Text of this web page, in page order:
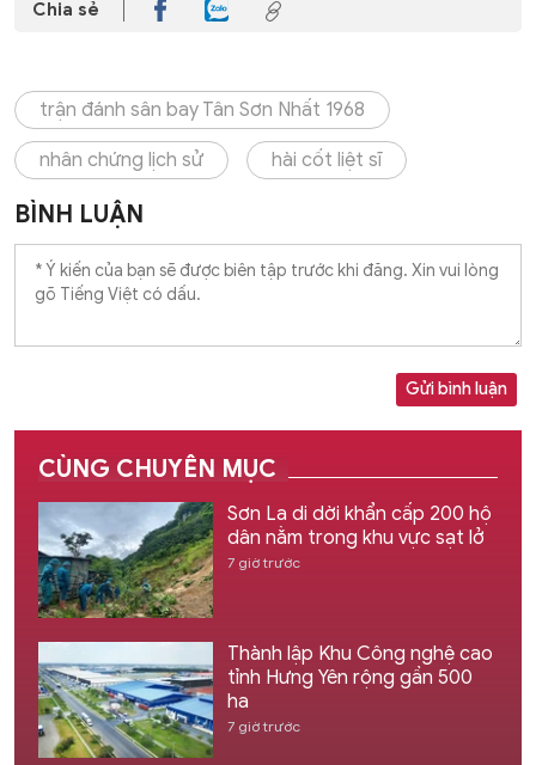
Chia sẻ
trận đánh sân bay Tân Sơn Nhất 1968
nhân chứng lịch sử hài cốt liệt sĩ
BÌNH LUẬN
Gửi bình luận
CÙNG CHUYÊN MỤC
Sơn La di dời khẩn cấp 200 hộ
dân nằm trong khu vực sạt lở
7 giờ trước
Thành lập Khu Công nghệ cao
tỉnh Hưng Yên rộng gần 500
ha
7 giờ trước